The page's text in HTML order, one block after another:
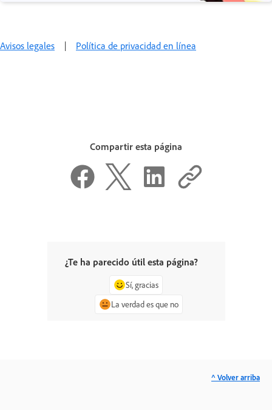
Avisos legales | Política de privacidad en línea
Compartir esta página
¿Te ha parecido útil esta página?
Sí, gracias
La verdad es que no
^ Volver arriba